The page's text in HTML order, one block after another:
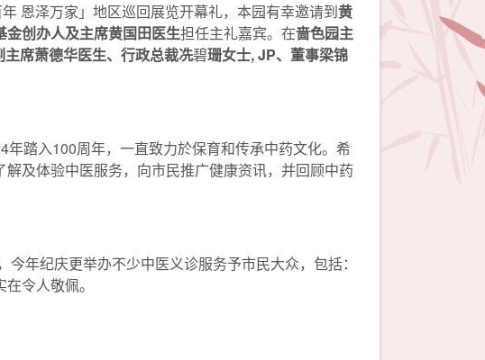
恩泽万家」地区巡回展览开幕礼，本园有幸邀请到黄
金创办人及主席黄国田医生担任主礼嘉宾。在啬色园主
席萧德华医生、行政总裁冼碧珊女士, JP、董事梁锦
踏入100周年，一直致力於保育和传承中药文化。希
及体验中医服务，向市民推广健康资讯，并回顾中药
年纪庆更举办不少中医义诊服务予市民大众，包括：
令人敬佩。